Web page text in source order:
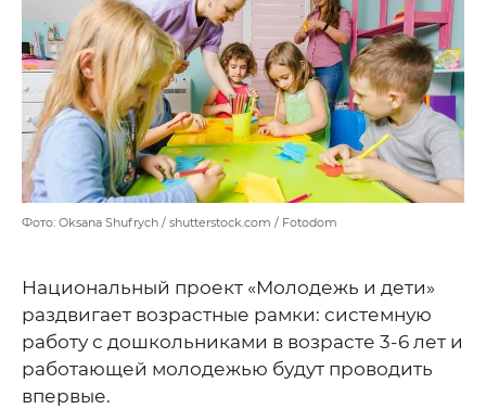
Фото: Oksana Shufrych / shutterstock.com / Fotodom
Национальный проект «Молодежь и дети»
раздвигает возрастные рамки: системную
работу с дошкольниками в возрасте 3-6 лет и
работающей молодежью будут проводить
впервые.